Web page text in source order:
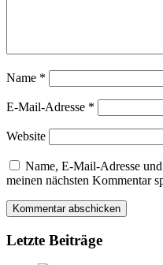
Name *
E-Mail-Adresse *
Website
Name, E-Mail-Adresse
meinen nächsten Kommentar
Letzte Beiträge